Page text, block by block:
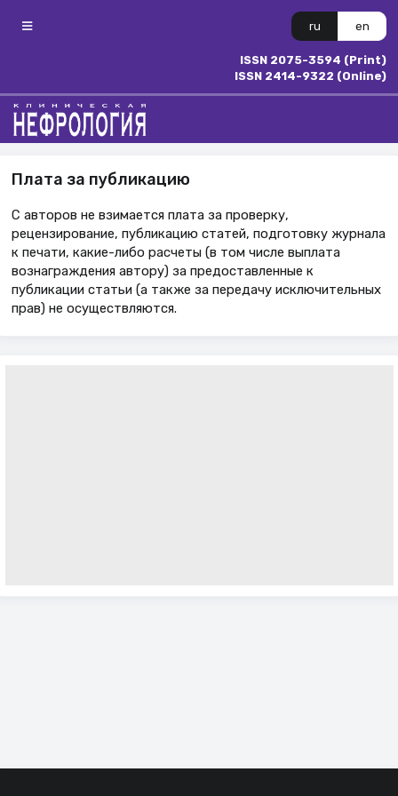
ru en
ISSN 2075-3594 (Print)
ISSN 2414-9322 (Online)
Плата за публикацию
С авторов не взимается плата за проверку,
рецензирование, публикацию статей, подготовку журнала
к печати, какие-либо расчеты (в том числе выплата
вознаграждения автору) за предоставленные к
публикации статьи (а также за передачу исключительных
прав) не осуществляются.